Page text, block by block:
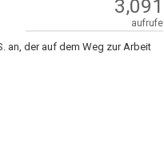
3,091
aufrufe
an, der auf dem Weg zur Arbeit